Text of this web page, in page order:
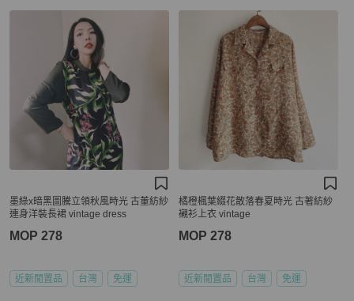
墨綠x暗黑圖騰立領秋風時光 古董紡紗
連身洋裝長裙 vintage dress
MOP 278
近新閒置品 台灣 免運
橘橙楓葉綴花散落春夏時光 古著紡紗
襯衫上衣 vintage
MOP 278
近新閒置品 台灣 免運